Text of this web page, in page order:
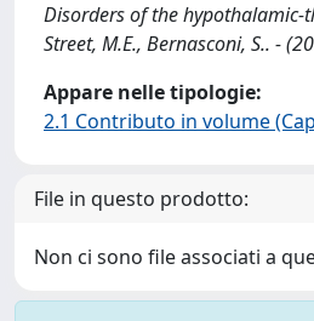
Disorders of the hypothalamic-
Street, M.E., Bernasconi, S.. -
Appare nelle tipologie:
2.1 Contributo in volume
File in questo prodotto:
Non ci sono file associati a